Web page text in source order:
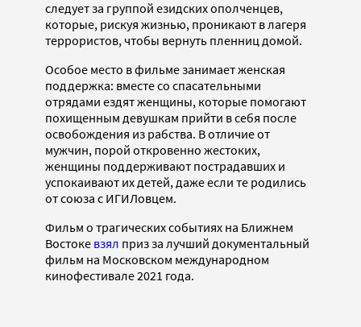
следует за группой езидских ополченцев,
которые, рискуя жизнью, проникают в лагеря
террористов, чтобы вернуть пленниц домой.
Особое место в фильме занимает женская
поддержка: вместе со спасательными
отрядами ездят женщины, которые помогают
похищенным девушкам прийти в себя после
освобождения из рабства. В отличие от
мужчин, порой откровенно жестоких,
женщины поддерживают пострадавших и
успокаивают их детей, даже если те родились
от союза с ИГИЛовцем.
Фильм о трагических событиях на Ближнем
Востоке взял приз за лучший документальный
фильм на Московском международном
кинофестивале 2021 года.